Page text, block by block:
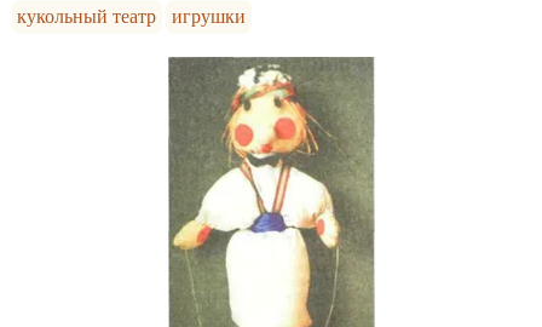
кукольный театр игрушки